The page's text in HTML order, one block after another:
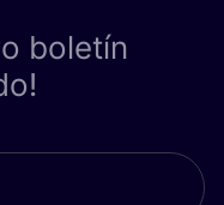
boletín